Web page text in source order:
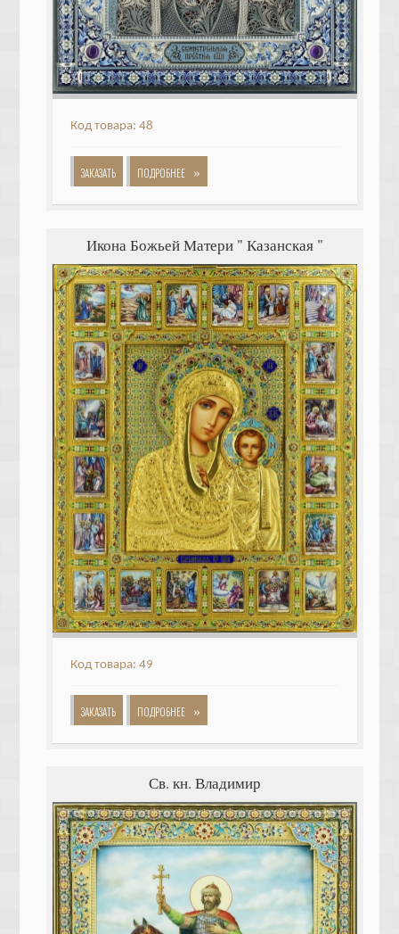
Код товара: 48
ЗАКАЗАТЬ ПОДРОБНЕЕ »
Икона Божьей Матери " Казанская "
Код товара: 49
ЗАКАЗАТЬ ПОДРОБНЕЕ »
Св. кн. Владимир